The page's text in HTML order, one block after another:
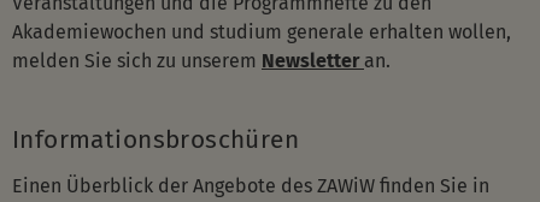
Akademiewochen und studium generale erhalten wollen,
melden Sie sich zu unserem Newsletter an.
Informationsbroschüren
Einen Überblick der Angebote des ZAWiW finden Sie in